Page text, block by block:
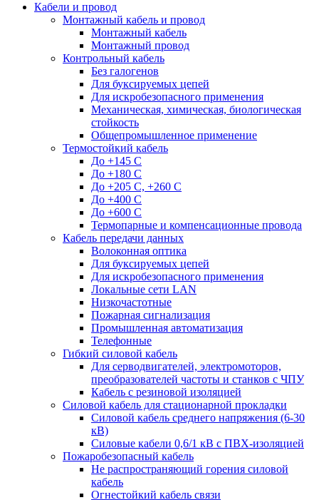
Кабели и провод
Монтажный кабель и провод
Монтажный кабель
Монтажный провод
Контрольный кабель
Без галогенов
Для буксируемых цепей
Для искробезопасного применения
Механическая, химическая, биологическая
стойкость
Общепромышленное применение
Термостойкий кабель
До +145 С
До +180 C
До +205 С, +260 С
До +400 C
До +600 С
Термопарные и компенсационные провода
Кабель передачи данных
Волоконная оптика
Для буксируемых цепей
Для искробезопасного применения
Локальные сети LAN
Низкочастотные
Пожарная сигнализация
Промышленная автоматизация
Телефонные
Гибкий силовой кабель
Для серводвигателей, электромоторов,
преобразователей частоты и станков с ЧПУ
Кабель с резиновой изоляцией
Силовой кабель для стационарной прокладки
Силовой кабель среднего напряжения (6-30
кВ)
Силовые кабели 0,6/1 кВ с ПВХ-изоляцией
Пожаробезопасный кабель
Не распространяющий горения силовой
кабель
Огнестойкий кабель связи